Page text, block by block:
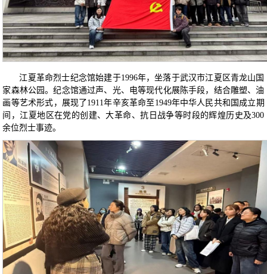
江夏革命烈士纪念馆始建于1996年，坐落于武汉市江夏区青龙山国
家森林公园。纪念馆通过声、光、电等现代化展陈手段，结合雕塑、油
画等艺术形式，展现了1911年辛亥革命至1949年中华人民共和国成立期
间，江夏地区在党的创建、大革命、抗日战争等时段的辉煌历史及300
余位烈士事迹。